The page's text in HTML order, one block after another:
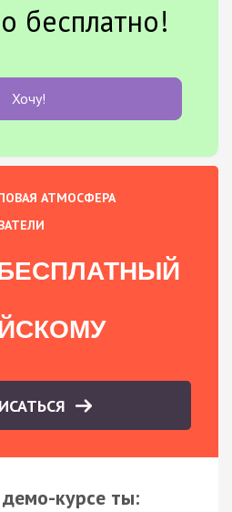
бесплатно!
Хочу!
АТМОСФЕРА
курсе ты: